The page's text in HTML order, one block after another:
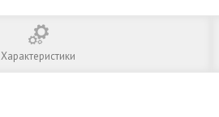
Характеристики